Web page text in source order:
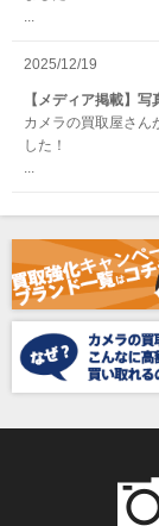
Aska（アスカ/飛鳥
ATOMOS（アトモ
erg（エルグ）
AVENON（アベノ
Awagami Factory
Belkin（ベルキン
Bencini（ベンチー
BENRO（ベンロ）
BERGEON（ベル
Blackmagic
BLACKRAPID （
2025/12/19
【メディア掲載】
カメラの買取屋さん
した！